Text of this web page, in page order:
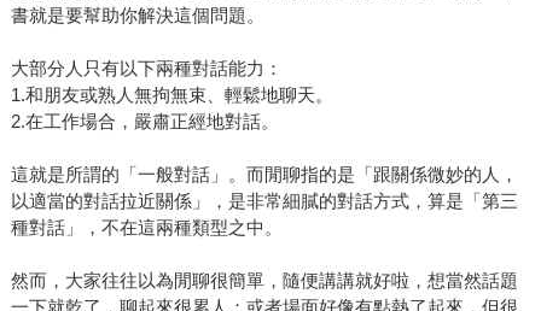
書就是要幫助你解決這個問題。
大部分人只有以下兩種對話能力：
1.和朋友或熟人無拘無束、輕鬆地聊天。
2.在工作場合，嚴肅正經地對話。
這就是所謂的「一般對話」。而閒聊指的是「跟關係微妙的人，
以適當的對話拉近關係」，是非常細膩的對話方式，算是「第三
種對話」，不在這兩種類型之中。
然而，大家往往以為閒聊很簡單，隨便講講就好啦，想當然話題
一下就乾了，聊起來很累人；或者場面好像有點熱了起來，但很